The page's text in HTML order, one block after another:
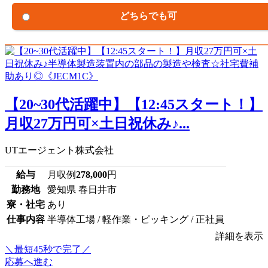
どちらでも可
【20~30代活躍中】【12:45スタート！】
月収27万円可×土日祝休み♪...
UTエージェント株式会社
給与 月収例278,000円
勤務地
愛知県 春日井市
寮・社宅 あり
仕事内容 半導体工場 / 軽作業・ピッキング / 正社員
詳細を表示
＼最短45秒で完了／
応募へ進む